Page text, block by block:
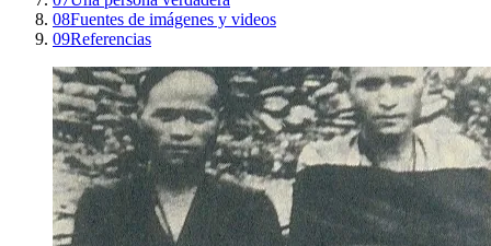
08Fuentes de imágenes y videos
09Referencias